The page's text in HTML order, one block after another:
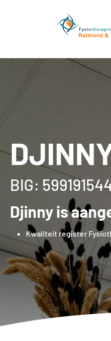
BIG:
Djinny is
Kwaliteit register